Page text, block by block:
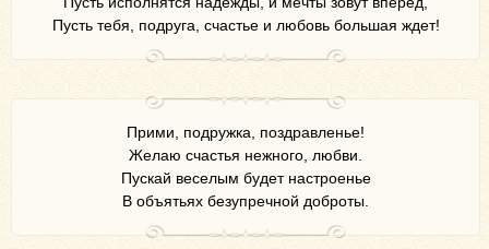
Пусть тебя, подруга, счастье и любовь большая ждет!
Прими, подружка, поздравленье!
Желаю счастья нежного, любви.
Пускай веселым будет настроенье
В объятьях безупречной доброты.